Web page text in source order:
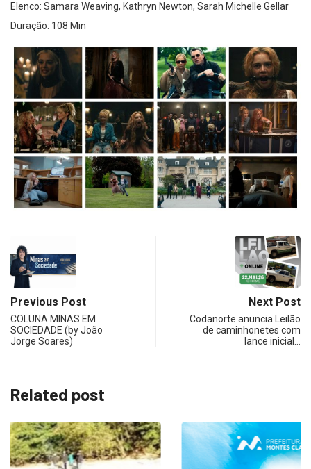
Elenco: Samara Weaving, Kathryn Newton, Sarah Michelle Gellar
Duração: 108 Min
Previous Post
COLUNA MINAS EM
SOCIEDADE (by João
Jorge Soares)
Next Post
Codanorte anuncia Leilão
de caminhonetes com
lance inicial…
Related post